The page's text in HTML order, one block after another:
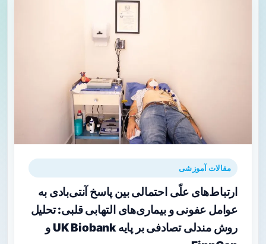
مقالات آموزشی
ارتباط‌های علّی احتمالی بین پاسخ آنتی‌بادی به
عوامل عفونی و بیماری‌های التهابی قلبی: تحلیل
روش مندلی تصادفی بر پایه UK Biobank و